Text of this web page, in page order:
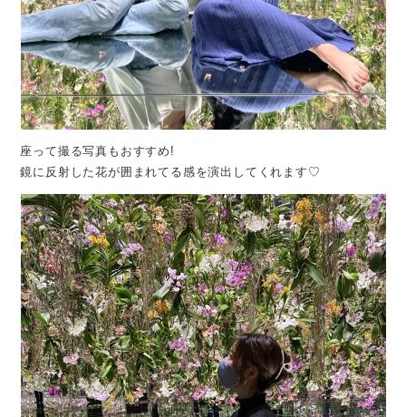
座って撮る写真もおすすめ!
鏡に反射した花が囲まれてる感を演出してくれます♡